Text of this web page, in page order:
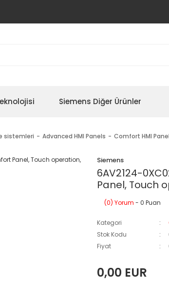
Siemens Diğer Ürünler
sistemleri Advanced HMI Panels Comfort HMI
Siemens
6AV2124-
Panel, Touch
(0) Yorum - 0 Puan
Kategori
Stok Kodu
Fiyat
0,00 EUR